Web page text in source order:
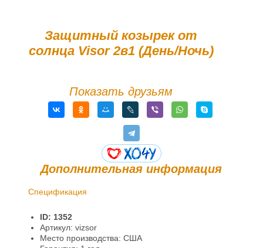
Защитный козырек от
солнца Visor 2в1 (День/Ночь)
Показать друзьям
Дополнительная информация
Спецификация
Гарантии и возврат
Информация
ID: 1352
Артикул: vizsor
Место производства: США